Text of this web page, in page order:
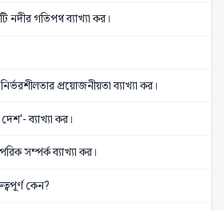
নদীর গতিপথ ব্যাখ্যা কর।
প্রয়োজনীয়তা ব্যাখ্যা কর।
ব্যাখ্যা কর।
সম্পর্ক ব্যাখ্যা কর।
কেন?